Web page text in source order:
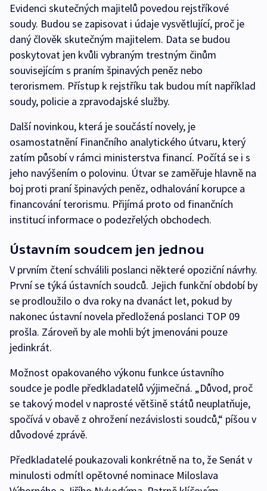
Evidenci skutečných majitelů povedou rejstříkové
soudy. Budou se zapisovat i údaje vysvětlující, proč je
daný člověk skutečným majitelem. Data se budou
poskytovat jen kvůli vybraným trestným činům
souvisejícím s praním špinavých peněz nebo
terorismem. Přístup k rejstříku tak budou mít například
soudy, policie a zpravodajské služby.
Další novinkou, která je součástí novely, je
osamostatnění Finančního analytického útvaru, který
zatím působí v rámci ministerstva financí. Počítá se i s
jeho navýšením o polovinu. Útvar se zaměřuje hlavně na
boj proti praní špinavých peněz, odhalování korupce a
financování terorismu. Přijímá proto od finančních
institucí informace o podezřelých obchodech.
Ústavním soudcem jen jednou
V prvním čtení schválili poslanci některé opoziční návrhy.
První se týká ústavních soudců. Jejich funkční období by
se prodloužilo o dva roky na dvanáct let, pokud by
nakonec ústavní novela předložená poslanci TOP 09
prošla. Zároveň by ale mohli být jmenováni pouze
jedinkrát.
Možnost opakovaného výkonu funkce ústavního
soudce je podle předkladatelů výjimečná. „Důvod, proč
se takový model v naprosté většině států neuplatňuje,
spočívá v obavě z ohrožení nezávislosti soudců,“ píšou v
důvodové zprávě.
Předkladatelé poukazovali konkrétně na to, že Senát v
minulosti odmítl opětovné nominace Miloslava